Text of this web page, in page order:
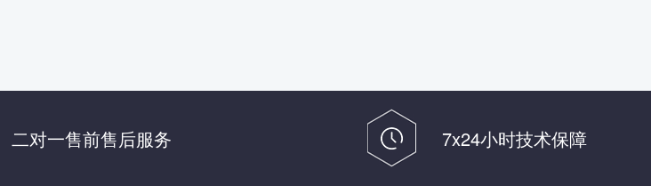
二对一售前售后服务 7x24小时技术保障